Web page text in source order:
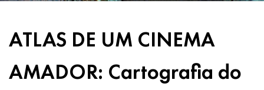
ATLAS DE UM CINEMA
AMADOR: Cartografia do